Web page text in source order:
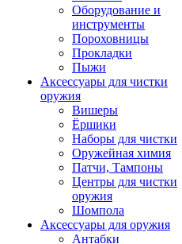
Оборудование и
инструменты
Пороховницы
Прокладки
Пыжи
Аксессуары для чистки
оружия
Вишеры
Ёршики
Наборы для чистки
Оружейная химия
Патчи, Тампоны
Центры для чистки
оружия
Шомпола
Аксессуары для оружия
Антабки